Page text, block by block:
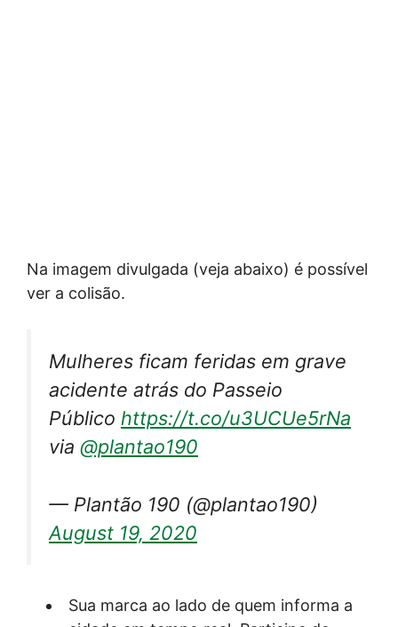
Na imagem divulgada (veja abaixo) é possível
ver a colisão.
Mulheres ficam feridas em grave
acidente atrás do Passeio
Público https://t.co/u3UCUe5rNa
via @plantao190
— Plantão 190 (@plantao190)
August 19, 2020
Sua marca ao lado de quem informa a